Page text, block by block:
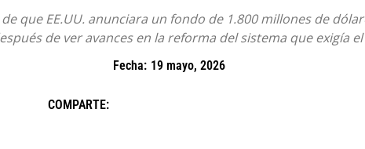
que EE.UU. anunciara un fondo de 1.800 millones de
de ver avances en la reforma del sistema que exigía
Fecha: 19 mayo, 2026
COMPARTE: